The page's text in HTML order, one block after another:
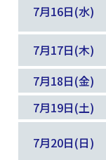
7月16日(水)
7月17日(木)
7月18日(金)
7月19日(土)
7月20日(日)